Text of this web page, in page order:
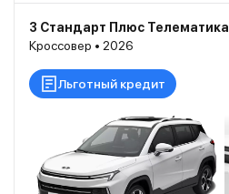
3 Стандарт Плюс Телематика
Кроссовер • 2026
Льготный кредит